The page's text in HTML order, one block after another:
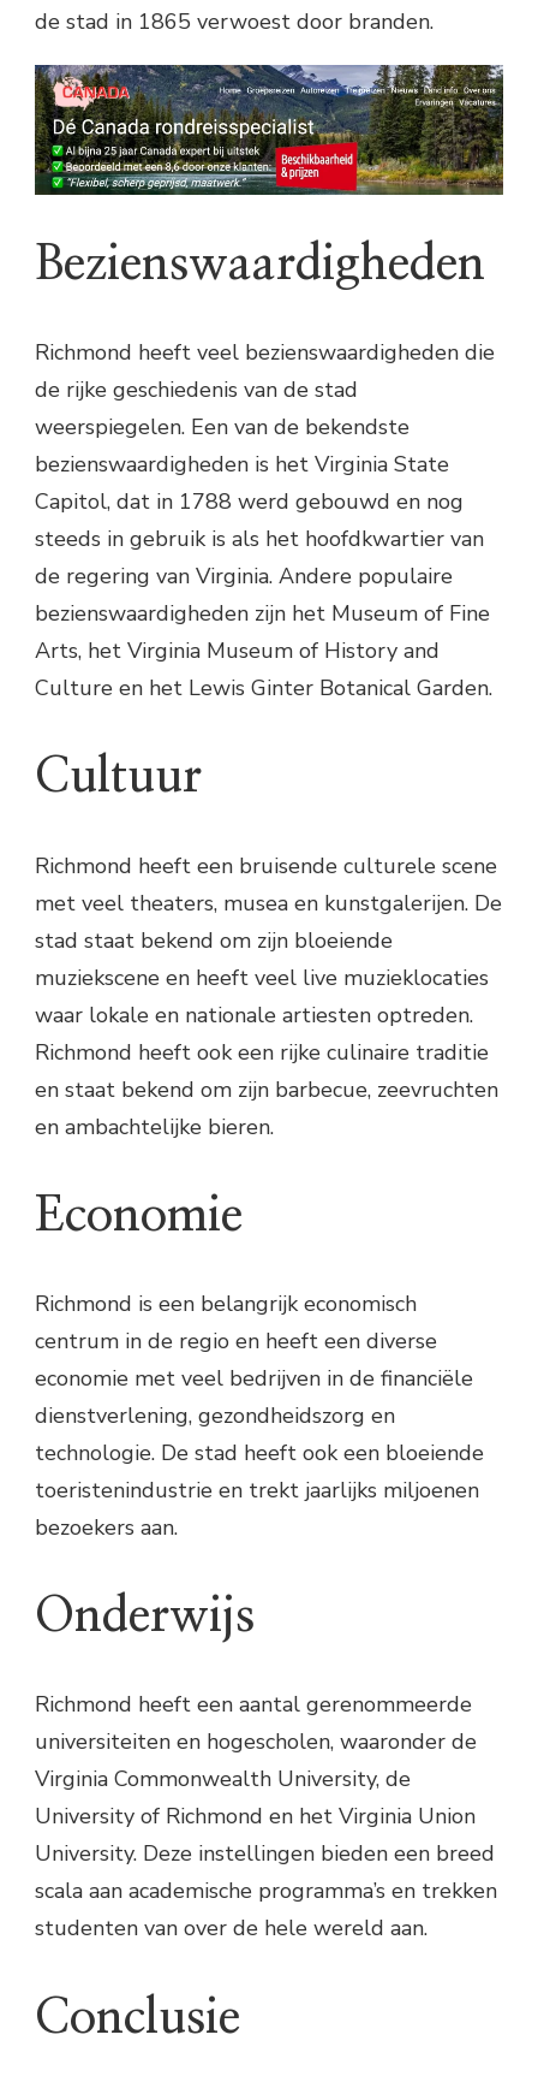
de stad in 1865 verwoest door branden.
Bezienswaardigheden
Richmond heeft veel bezienswaardigheden die
de rijke geschiedenis van de stad
weerspiegelen. Een van de bekendste
bezienswaardigheden is het Virginia State
Capitol, dat in 1788 werd gebouwd en nog
steeds in gebruik is als het hoofdkwartier van
de regering van Virginia. Andere populaire
bezienswaardigheden zijn het Museum of Fine
Arts, het Virginia Museum of History and
Culture en het Lewis Ginter Botanical Garden.
Cultuur
Richmond heeft een bruisende culturele scene
met veel theaters, musea en kunstgalerijen. De
stad staat bekend om zijn bloeiende
muziekscene en heeft veel live muzieklocaties
waar lokale en nationale artiesten optreden.
Richmond heeft ook een rijke culinaire traditie
en staat bekend om zijn barbecue, zeevruchten
en ambachtelijke bieren.
Economie
Richmond is een belangrijk economisch
centrum in de regio en heeft een diverse
economie met veel bedrijven in de financiële
dienstverlening, gezondheidszorg en
technologie. De stad heeft ook een bloeiende
toeristenindustrie en trekt jaarlijks miljoenen
bezoekers aan.
Onderwijs
Richmond heeft een aantal gerenommeerde
universiteiten en hogescholen, waaronder de
Virginia Commonwealth University, de
University of Richmond en het Virginia Union
University. Deze instellingen bieden een breed
scala aan academische programma’s en trekken
studenten van over de hele wereld aan.
Conclusie